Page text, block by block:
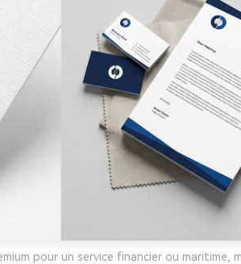
pour un service financier ou maritime,